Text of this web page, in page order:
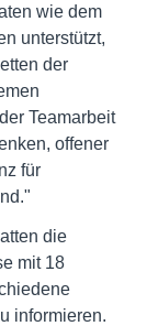
wie dem
unterstützt,
der
Teamarbeit
offener
für
die
mit 18
informieren.